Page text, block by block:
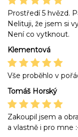
Prostředí 5 hvězd.
Nelituji, že jsem si
Není co vytknout.
Klementová
Vše proběhlo v
Tomáš Horský
Zakoupil jsem a
a vlastně i pro mne